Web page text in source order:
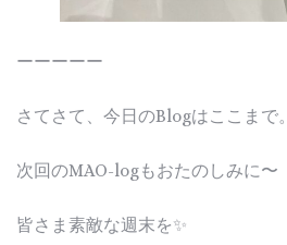
ーーーーー
さてさて、今日のBlogはここまで。
次回のMAO-logもおたのしみに〜
皆さま素敵な週末を✨